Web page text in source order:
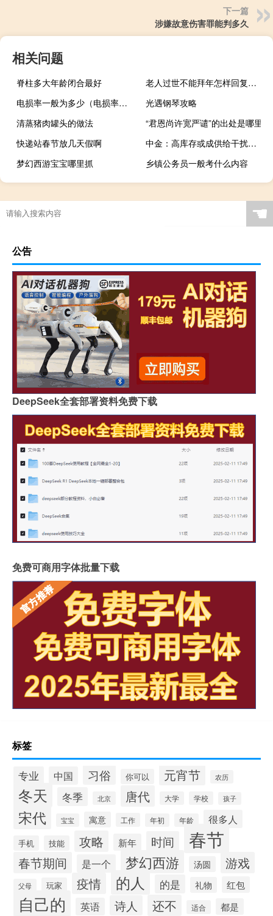
下一篇
涉嫌故意伤害罪能判多久
相关问题
脊柱多大年龄闭合最好
老人过世不能拜年怎样回复拜年者
电损率一般为多少（电损率一般是多少）
光遇钢琴攻略
清蒸猪肉罐头的做法
“君恩尚许宽严谴”的出处是哪里
快递站春节放几天假啊
中金：高库存或成供给干扰缓冲垫 锡价或难以冲高
梦幻西游宝宝哪里抓
乡镇公务员一般考什么内容
☚
公告
DeepSeek全套部署资料免费下载
免费可商用字体批量下载
标签
专业 中国 习俗 你可以 元宵节 农历
冬天 冬季 北京 唐代 大学 学校 孩子
宋代 宝宝 寓意 工作 年初 年龄 很多人
手机 技能 攻略 新年 时间 春节
春节期间 是一个 梦幻西游 汤圆 游戏
父母 玩家 疫情 的人 的是 礼物 红包
自己的 英语 诗人 还不 适合 都是